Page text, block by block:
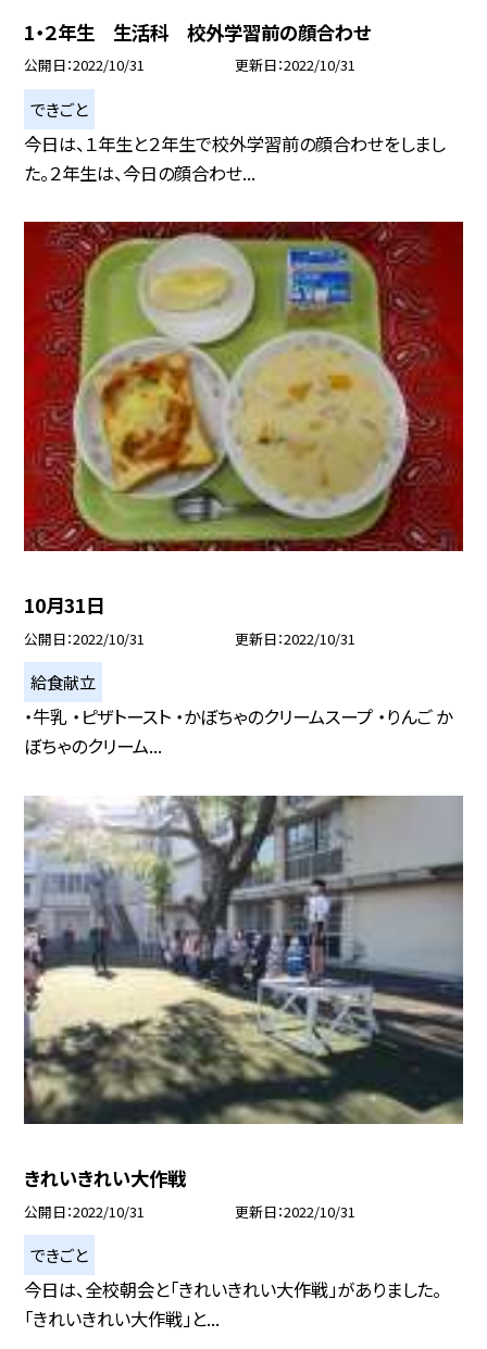
1・２年生 生活科 校外学習前の顔合わせ
公開日 2022/10/31 更新日 2022/10/31
できごと
今日は、１年生と２年生で校外学習前の顔合わせをしまし
た。２年生は、今日の顔合わせ...
10月31日
公開日 2022/10/31 更新日 2022/10/31
給食献立
・牛乳 ・ピザトースト ・かぼちゃのクリームスープ ・りんご か
ぼちゃのクリーム...
きれいきれい大作戦
公開日 2022/10/31 更新日 2022/10/31
できごと
今日は、全校朝会と「きれいきれい大作戦」がありました。
「きれいきれい大作戦」と...